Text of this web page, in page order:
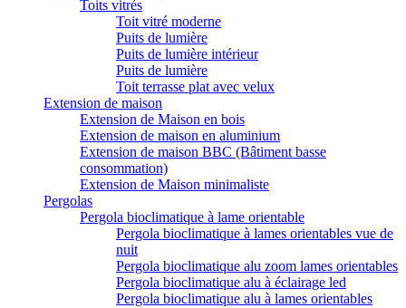
Toits vitrés
Toit vitré moderne
Puits de lumière
Puits de lumière intérieur
Puits de lumière
Toit terrasse plat avec velux
Extension de maison
Extension de Maison en bois
Extension de maison en aluminium
Extension de maison BBC (Bâtiment basse
consommation)
Extension de Maison minimaliste
Pergolas
Pergola bioclimatique à lame orientable
Pergola bioclimatique à lames orientables vue de
nuit
Pergola bioclimatique alu zoom lames orientables
Pergola bioclimatique alu à éclairage led
Pergola bioclimatique alu à lames orientables